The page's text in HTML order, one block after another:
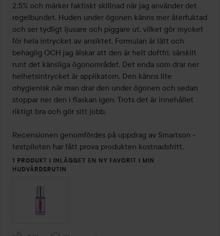
5
2,5% och märker faktiskt skillnad när jag använder det
regelbundet. Huden under ögonen känns mer återfuktad
och ser tydligt ljusare och piggare ut, vilket gör mycket
för hela intrycket av ansiktet. Formulan är lätt och
behaglig OCH jag älskar att den är helt doftfri, särskilt
runt det känsliga ögonområdet. Det enda som drar ner
helhetsintrycket är applikatorn. Den känns lite
ohygienisk när man drar den under ögonen och sedan
stoppar ner den i flaskan igen. Trots det är innehållet
riktigt bra och gör sitt jobb.
Recensionen genomfördes på uppdrag av Smartson -
1 PRODUKT I INLÄGGET EN NY FAVORIT I MIN
HUDVÅRDSRUTIN